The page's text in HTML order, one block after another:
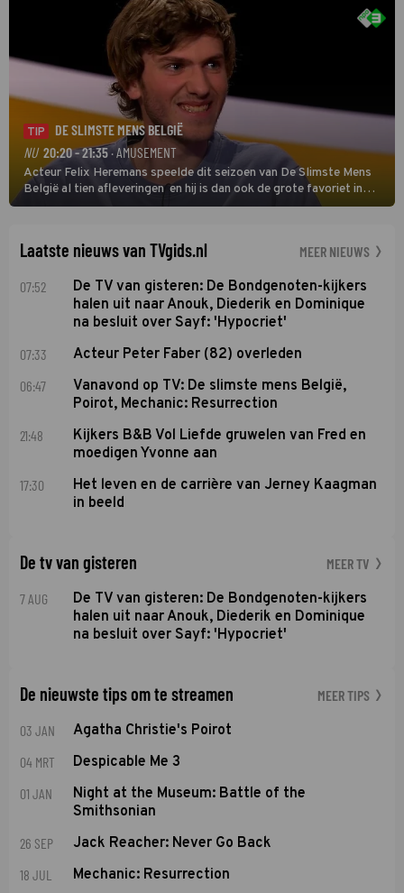
TIP
DE SLIMSTE MENS BELGIË
NU 20:20 - 21:35· AMUSEMENT
Acteur Felix Heremans speelde dit seizoen van De Slimste Mens
België al tien afleveringen en hij is dan ook de grote favoriet in
deze seizoensfinale. En er is Nederlandse inbreng, want komiek
Laatste nieuws van TVgids.nl MEER NIEUWS
07:52
De TV van gisteren: De Bondgenoten-kijkers
halen uit naar Anouk, Diederik en Dominique
na besluit over Sayf: 'Hypocriet'
07:33 Acteur Peter Faber (82) overleden
06:47
Vanavond op TV: De slimste mens België,
Poirot, Mechanic: Resurrection
21:48
Kijkers B&B Vol Liefde gruwelen van Fred en
moedigen Yvonne aan
17:30
Het leven en de carrière van Jerney Kaagman
in beeld
De tv van gisteren MEER TV
7 AUG
De TV van gisteren: De Bondgenoten-kijkers
halen uit naar Anouk, Diederik en Dominique
na besluit over Sayf: 'Hypocriet'
De nieuwste tips om te streamen MEER TIPS
03 JAN Agatha Christie's Poirot
04 MRT Despicable Me 3
01 JAN
Night at the Museum: Battle of the
Smithsonian
26 SEP Jack Reacher: Never Go Back
18 JUL Mechanic: Resurrection